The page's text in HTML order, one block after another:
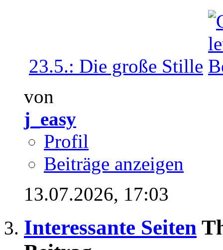
23.5.: Die große Stille
von
j_easy
Profil
Beiträge anzeigen
13.07.2026, 17:03
Interessante Seiten